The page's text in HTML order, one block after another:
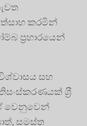
කරමින්
ප‍්‍රහාරයෙන්
සහ
ශ‍්‍රී
වෙනුවෙන්
සමස්ත